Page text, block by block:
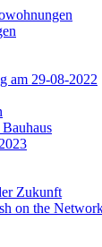
am 29-08-2022
Zukunft
on the